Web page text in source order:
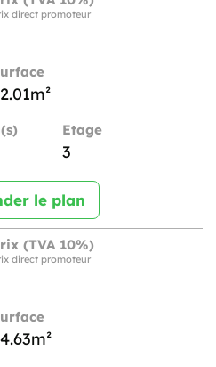
direct promoteur
Etage
3
le plan
(TVA 10%)
direct promoteur